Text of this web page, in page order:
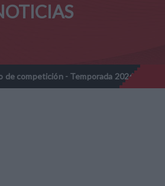
- Temporada 2026-2027 // Nota